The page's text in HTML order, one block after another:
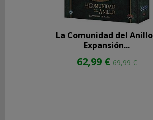
SOCIALES
Instagram
La Comunidad del
Expansión...
62,99 € 69,99 €